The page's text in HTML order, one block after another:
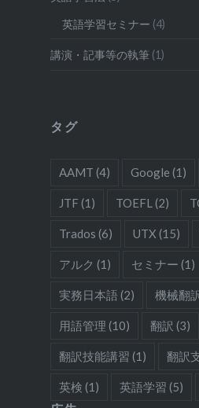
英語学習セミナー (4)
講演・記事等の執筆(1)
タグ
AAMT (4) Google (1)
JTF(1) TOEFL (2)
Trados (6) UTX (15)
アルク (1) セミナー (1)
実務日本語 (2) 機械翻
用語管理 (10) 翻訳 (3)
翻訳技能講習 (1) 翻訳
英検 (1) 英語学習 (5)